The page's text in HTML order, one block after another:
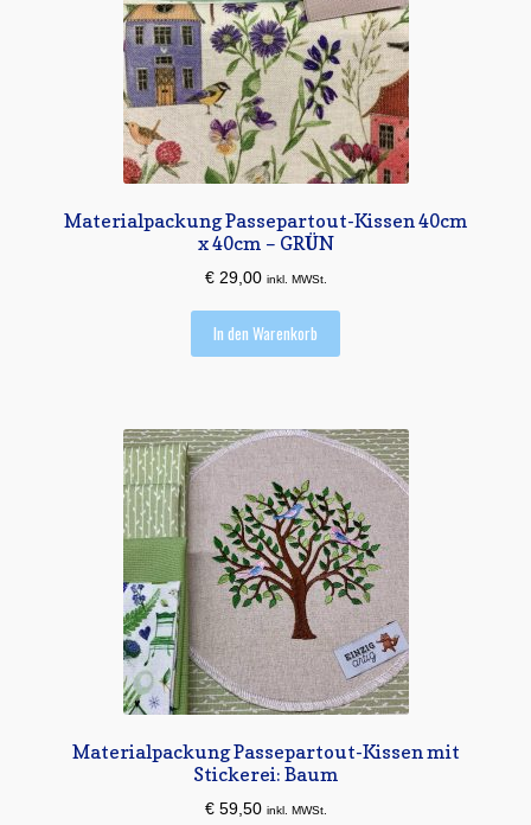
Materialpackung Passepartout-Kissen 40cm
x 40cm – GRÜN
€29,00 inkl. MWSt.
In den Warenkorb
Materialpackung Passepartout-Kissen mit
Stickerei: Baum
€59,50 inkl. MWSt.